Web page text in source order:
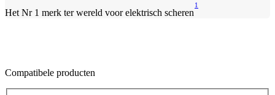
Het Nr 1 merk ter wereld voor elektrisch scheren
1
Compatibele producten